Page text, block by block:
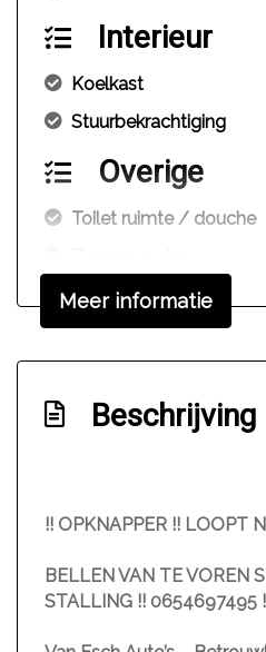
Interieur
Koelkast
Stuurbekrachtiging
Overige
Toilet ruimte / douche
Meer informatie
Beschrijving
!! OPKNAPPER !! LOOPT
BELLEN VAN TE VOREN
STALLING !! 0654697495